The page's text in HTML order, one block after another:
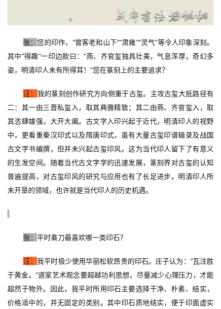
张：您的印作，“曾客老和山下”“肃雍”“灵气”等令人印象深刻。
其中“得趣”一印边款曰：“燕、齐官玺独具壮美，气息浑厚，奇幻多
姿，明清印人未有所得耳！”您在篆刻上的主要追求？
汪： 我的篆刻创作研究方向侧重于古玺。主攻古玺大抵路径有
二：其一由三晋私玺入，取其典雅精致；其二由燕、齐官玺入，取
其恣肆雄强，大开大阖。古文字入印兴起于近代，明清印人的视野
中，更看重秦汉印式以及隋唐印式，虽有大量古玺印谱辑录及战国
古文字书编撰，但并未兴起古玺印风。这为当代印人留下了有意义
的生发空间。随着当代古文字学的迅速发展，篆刻界对古玺的认知
普遍提高，对古玺印风的研究与应用也有了长足进步。明清印人所
未开垦的领域，也许就是当代印人的历史机遇。
张： 平时奏刀最喜欢哪一类印石？
汪：我平时极少使用华丽松软昂贵的印石。庄子认为：“瓦注胜
于黄金。”道家艺术观念要超越功利思想，尽量减少心理压力，才能
超然于物外。因此，我平时所用印石主要选择干净、朴素、结实，
价格适中的，并无固定的类别。其中印石质地结实，便于印面虚实